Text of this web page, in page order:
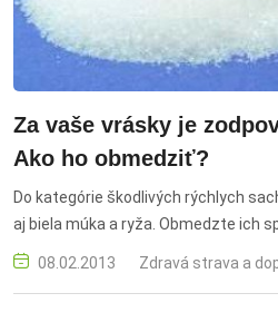
Za vaše vrásky je
Ako ho obmedziť?
Do kategórie škodlivých rýchlych
aj biela múka a ryža. Obmedzte ich
08.02.2013 Zdravá strava a